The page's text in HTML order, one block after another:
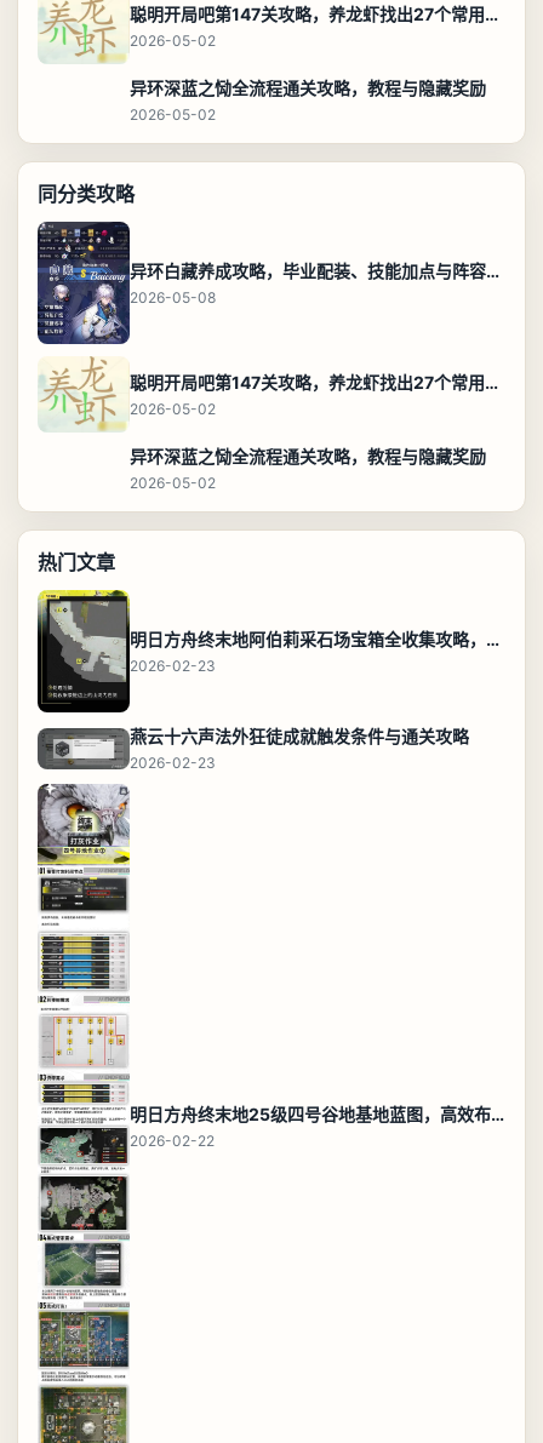
聪明开局吧第147关攻略，养龙虾找出27个常用字通关答案
2026-05-02
异环深蓝之恸全流程通关攻略，教程与隐藏奖励
2026-05-02
同分类攻略
异环白藏养成攻略，毕业配装、技能加点与阵容搭配保姆级解析
2026-05-08
聪明开局吧第147关攻略，养龙虾找出27个常用字通关答案
2026-05-02
异环深蓝之恸全流程通关攻略，教程与隐藏奖励
2026-05-02
热门文章
明日方舟终末地阿伯莉采石场宝箱全收集攻略，全点位分布图与路线
2026-02-23
燕云十六声法外狂徒成就触发条件与通关攻略
2026-02-23
明日方舟终末地25级四号谷地基地蓝图，高效布局规划
2026-02-22